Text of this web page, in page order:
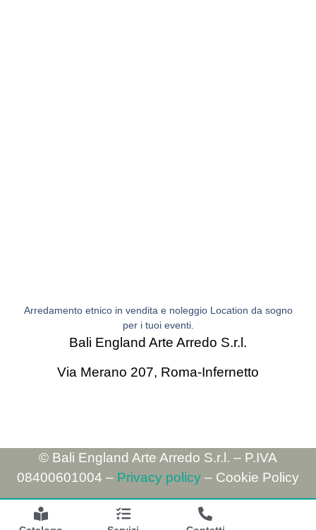
Arredamento etnico in vendita e noleggio Location da sogno
per i tuoi eventi.
Bali England Arte Arredo S.r.l.
Via Merano 207, Roma-Infernetto
© Bali England Arte Arredo S.r.l. – P.IVA
08400601004 – Privacy policy – Cookie Policy